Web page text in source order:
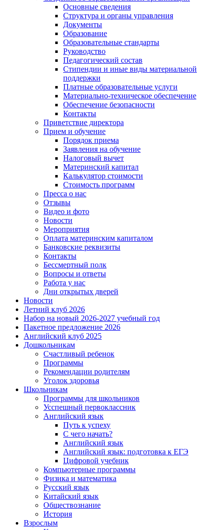
Основные сведения
Структура и органы управления
Документы
Образование
Образовательные стандарты
Руководство
Педагогический состав
Стипендии и иные виды материальной
поддержки
Платные образовательные услуги
Материально-техническое обеспечение
Обеспечение безопасности
Контакты
Приветствие директора
Прием и обучение
Порядок приема
Заявления на обучение
Налоговый вычет
Материнский капитал
Калькулятор стоимости
Стоимость программ
Пресса о нас
Отзывы
Видео и фото
Новости
Мероприятия
Оплата материнским капиталом
Банковские реквизиты
Контакты
Бессмертный полк
Вопросы и ответы
Работа у нас
Дни открытых дверей
Новости
Летний клуб 2026
Набор на новый 2026-2027 учебный год
Пакетное предложение 2026
Английский клуб 2025
Дошкольникам
Счастливый ребенок
Программы
Рекомендации родителям
Уголок здоровья
Школьникам
Программы для школьников
Усспешный первоклассник
Английский язык
Путь к успеху
С чего начать?
Английский язык
Английский язык: подготовка к ЕГЭ
Цифровой учебник
Компьютерные программы
Физика и математика
Русский язык
Китайский язык
Обществознание
История
Взрослым